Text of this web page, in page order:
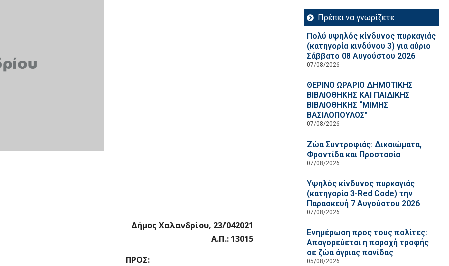
Δήμος Χαλανδρίου, 23/042021
Α.Π.: 13015
ΠΡΟΣ:
Πρέπει να γνωρίζετε
Πολύ υψηλός κίνδυνος πυρκαγιάς
(κατηγορία κινδύνου 3) για αύριο
Σάββατο 08 Αυγούστου 2026
07/08/2026
ΘΕΡΙΝΟ ΩΡΑΡΙΟ ΔΗΜΟΤΙΚΗΣ
ΒΙΒΛΙΟΘΗΚΗΣ ΚΑΙ ΠΑΙΔΙΚΗΣ
ΒΙΒΛΙΟΘΗΚΗΣ “ΜΙΜΗΣ
ΒΑΣΙΛΟΠΟΥΛΟΣ”
07/08/2026
Ζώα Συντροφιάς: Δικαιώματα,
Φροντίδα και Προστασία
07/08/2026
Υψηλός κίνδυνος πυρκαγιάς
(κατηγορία 3-Red Code) την
Παρασκευή 7 Αυγούστου 2026
07/08/2026
Ενημέρωση προς τους πολίτες:
Απαγορεύεται η παροχή τροφής
σε ζώα άγριας πανίδας
05/08/2026